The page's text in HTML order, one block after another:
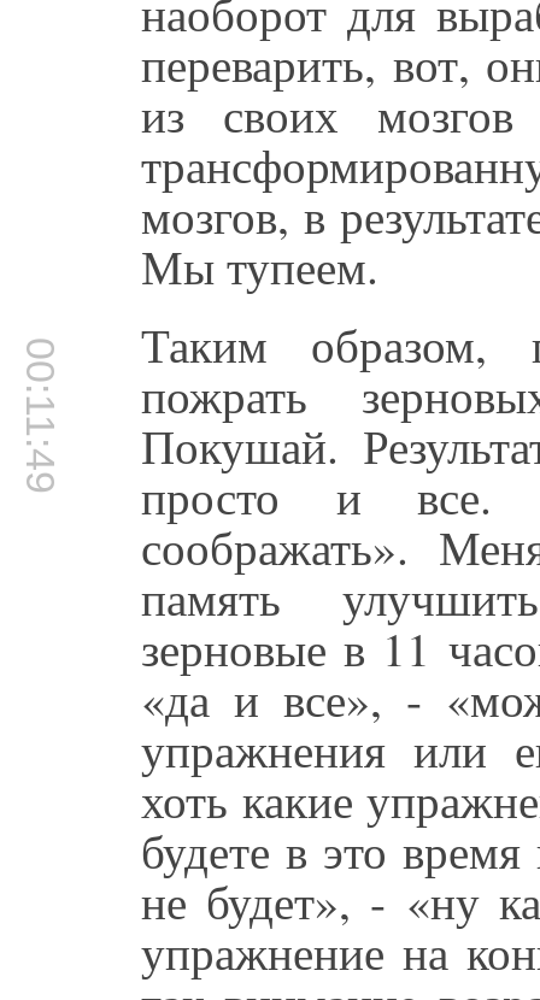
переварить, вот,
из своих мозгов
мозгов, в
Мы тупеем.
00:11:49 Таким образом,
пожрать
Покушай.
просто и все.
соображать».
память
зерновые в 11
«да и все», -
упражнения или
хоть какие
будете в это
не будет», - «ну
упражнение на